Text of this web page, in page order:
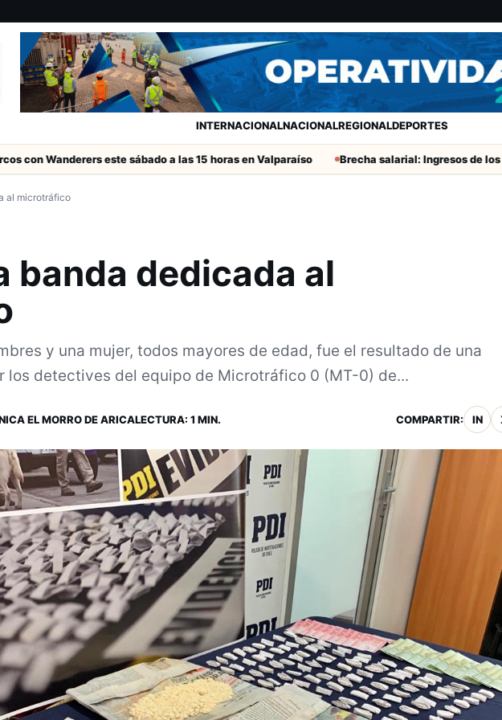
INTERNACIONALNACIONALREGIONALDEPORTES
este sábado a las 15 horas en Valparaíso Brecha salarial: Ingresos de los hombres
al microtráfico
banda dedicada al
y una mujer, todos mayores de edad, fue el resultado de una
los detectives del equipo de Microtráfico 0 (MT-0) de...
EL MORRO DE ARICALECTURA: 1 MIN. COMPARTIR: IN